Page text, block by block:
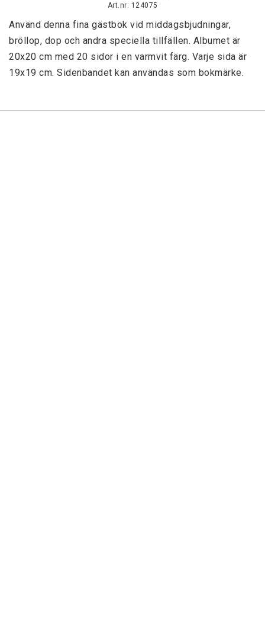
Art.nr: 124075
Använd denna fina gästbok vid middagsbjudningar,
bröllop, dop och andra speciella tillfällen. Albumet är
20x20 cm med 20 sidor i en varmvit färg. Varje sida är
19x19 cm. Sidenbandet kan användas som bokmärke.